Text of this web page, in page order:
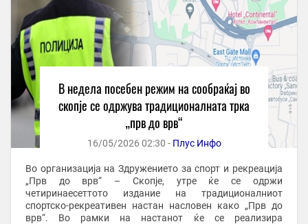
В недела посебен режим на сообраќај во
скопје се одржува традиционалната трка
„прв до врв“
16/05/2026 02:30 - Плус Инфо
Во организација на Здружението за спорт и рекреација
„Прв до врв“ – Скопје, утре ќе се одржи
четиринаесеттото издание на традиционалниот
спортско-рекреативен настан насловен како „Прв до
врв“. Во рамки на настанот ќе се реализира